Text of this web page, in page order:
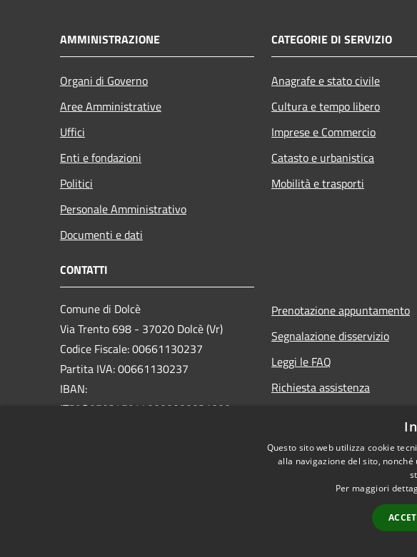
AMMINISTRAZIONE
Organi di Governo
Aree Amministrative
Uffici
Enti e fondazioni
Politici
Personale Amministrativo
Documenti e dati
CATEGORIE DI SERVIZIO
Anagrafe e stato civile
Cultura e tempo libero
Imprese e Commercio
Catasto e urbanistica
Mobilità e trasporti
CONTATTI
Comune di Dolcè
Via Trento 698 - 37020 Dolcè (Vr)
Codice Fiscale: 00661130237
Partita IVA: 00661130237
IBAN:
IT59O0503459440000000031000
Prenotazione appuntamento
Segnalazione disservizio
Leggi le FAQ
Richiesta assistenza
Questo sito web utilizza cookie
alla navigazione del sito,
Per maggiori